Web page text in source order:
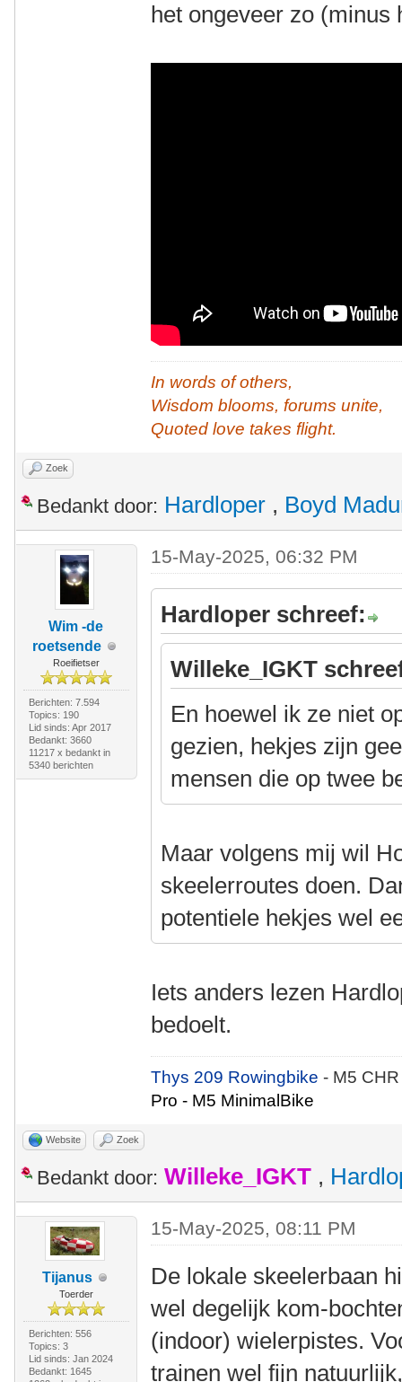
het ongeveer zo (minus
In words of others,
Wisdom blooms, forums unite,
Quoted love takes flight.
Zoek
Bedankt door: Hardloper , Boyd
Wim -de
roetsende
Roeifietser
Berichten: 7.594
Topics: 190
Lid sinds: Apr 2017
Bedankt: 3660
11217 x bedankt in
5340 berichten
15-May-2025, 06:32 PM
Hardloper schreef:
Willeke_IGKT
En hoewel ik ze niet
gezien, hekjes zijn
mensen die op twee
Maar volgens mij wil
skeelerroutes doen.
potentiele hekjes wel
Iets anders lezen
bedoelt.
Thys 209 Rowingbike- M5
Pro - M5 MinimalBike
Website Zoek
Bedankt door: Willeke_IGKT ,
Tijanus
Toerder
Berichten: 556
Topics: 3
Lid sinds: Jan 2024
Bedankt: 1645
15-May-2025, 08:11 PM
De lokale skeelerbaan
wel degelijk kom-
(indoor) wielerpistes.
trainen wel fijn